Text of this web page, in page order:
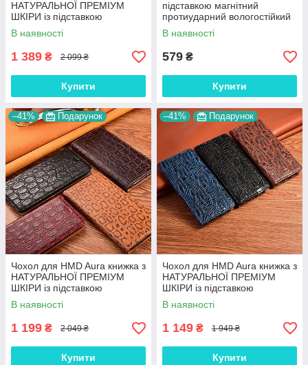
НАТУРАЛЬНОЇ ПРЕМІУМ
ШКІРИ із підставкою
протиударний магнітний
"OSTRICH"
В наявності
1 389 ₴ 2 099 ₴
Купити
підставкою магнітний
протиударний вологостійкий
"HLT"
В наявності
579 ₴
Купити
–41% Подарунок
Чохол для HMD Aura книжка з
НАТУРАЛЬНОЇ ПРЕМІУМ
ШКІРИ із підставкою
протиударний магнітний
"JACOSA"
В наявності
1 199 ₴ 2 049 ₴
Купити
–41% Подарунок
Чохол для HMD Aura книжка з
НАТУРАЛЬНОЇ ПРЕМІУМ
ШКІРИ із підставкою
протиударний магнітний
"DRAGON"
В наявності
1 149 ₴ 1 949 ₴
Купити